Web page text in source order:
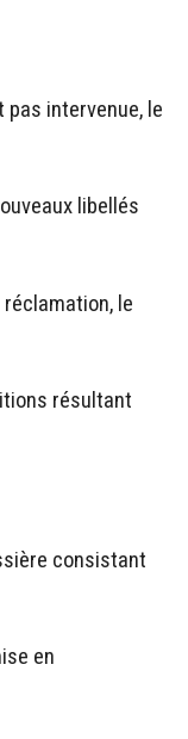
pas intervenue, le
libellés
réclamation, le
résultant
consistant
en